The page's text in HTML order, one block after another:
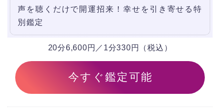
声を聴くだけで開運招来！幸せを引き寄せる特
別鑑定
20分6,600円／1分330円（税込）
今すぐ鑑定可能